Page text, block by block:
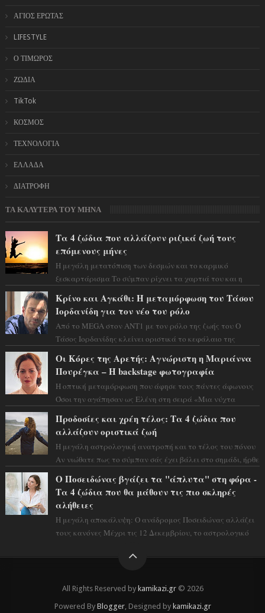
ΑΓΙΟΣ ΕΡΩΤΑΣ
LIFESTYLE
Ο ΤΙΜΩΡΟΣ
ΖΩΔΙΑ
TikTok
ΚΟΣΜΟΣ
ΤΕΧΝΟΛΟΓΙΑ
ΕΛΛΑΔΑ
ΔΙΑΤΡΟΦΗ
ΤΑ ΚΑΛΥΤΕΡΑ ΤΟΥ ΜΗΝΑ
Τα 4 ζώδια που αλλάζουν ριζικά ζωή τους
επόμενους μήνες
Η μεγάλη μετατόπιση των δεσμών και το καρμικό
ξεσκαρτάρισμα Το σύμπαν ρίχνει τα χαρτιά του και η
Κρίνο και Αγκάθι: Η μεταμόρφωση του Τάσου
Ιορδανίδη για τον νέο του ρόλο
Από το MEGA στον ΑΝΤ1 με τον ρόλο της ζωής του Ο
Τάσος Ιορδανίδης κλείνει οριστικά το κεφάλαιο της
Οι Κόρες της Αρετής: Αγνώριστη η Μαριάννα
Πουρέγκα – H backstage φωτογραφία
Η οπτική μεταμόρφωση που άφησε τους πάντες άφωνους
Όσοι την αγάπησαν ως Ελένη στη σειρά «Μια νύχτα
Προδοσίες και χρέη τέλος: Τα 4 ζώδια που
αλλάζουν οριστικά ζωή
Η μεγάλη αστρολογική ανατροπή και το τέλος του πόνου
Αν νιώθατε πως το σύμπαν σάς έχει βάλει στο σημάδι, ήρθε
Ο Ποσειδώνας βγάζει τα "άπλυτα" στη φόρα -
Τα 4 ζώδια που θα μάθουν τις πιο σκληρές
αλήθειες
Η μεγάλη αποκάλυψη: Ο ανάδρομος Ποσειδώνας αλλάζει
τους κανόνες Μέχρι τις 12 Δεκεμβρίου, το αστρολογικό
All Rights Reserved by kamikazi.gr© 2026
Powered By Blogger, Designed by kamikazi.gr